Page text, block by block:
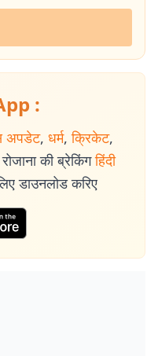
:
अपडेट, धर्म, क्रिकेट,
की ब्रेकिंग हिंदी
डाउनलोड करिए